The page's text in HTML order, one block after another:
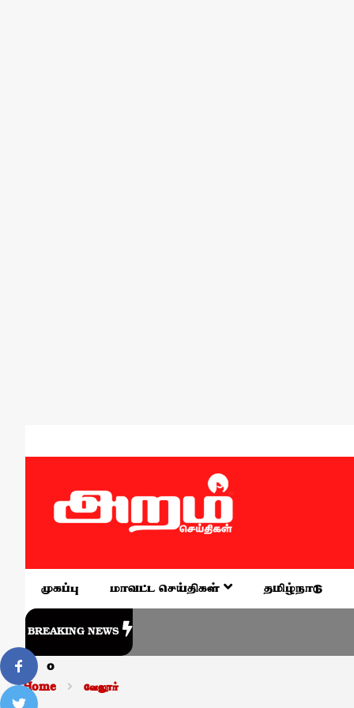
0
முகப்பு மாவட்ட செய்திகள் தமிழ்நாடு
BREAKING NEWS
Home வேலூர்